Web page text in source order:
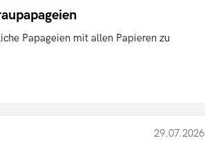
Papageien mit allen Papieren zu
29.07.2026